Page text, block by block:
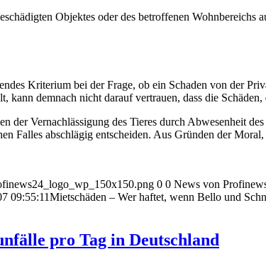
Objektes oder des betroffenen
Kriterium bei der Frage, ob ein Schaden von der
kann demnach nicht darauf vertrauen, dass die
der Vernachlässigung des Tieres durch Abwesenheit
Falles abschlägig entscheiden. Aus Gründen der
0 0 News von
09:55:11Mietschäden – Wer haftet, wenn Bello und
pro Tag in Deutschland